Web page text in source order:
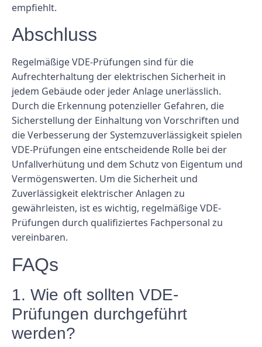
empfiehlt.
Abschluss
Regelmäßige VDE-Prüfungen sind für die
Aufrechterhaltung der elektrischen Sicherheit in
jedem Gebäude oder jeder Anlage unerlässlich.
Durch die Erkennung potenzieller Gefahren, die
Sicherstellung der Einhaltung von Vorschriften und
die Verbesserung der Systemzuverlässigkeit spielen
VDE-Prüfungen eine entscheidende Rolle bei der
Unfallverhütung und dem Schutz von Eigentum und
Vermögenswerten. Um die Sicherheit und
Zuverlässigkeit elektrischer Anlagen zu
gewährleisten, ist es wichtig, regelmäßige VDE-
Prüfungen durch qualifiziertes Fachpersonal zu
vereinbaren.
FAQs
1. Wie oft sollten VDE-
Prüfungen durchgeführt
werden?